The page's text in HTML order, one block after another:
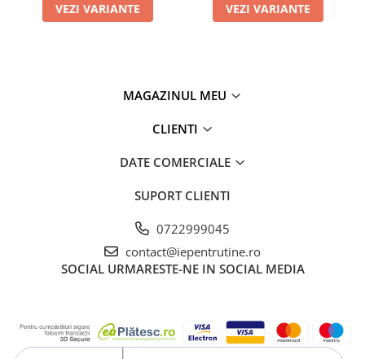
VEZI VARIANTE VEZI VARIANTE
MAGAZINUL MEU
CLIENTI
DATE COMERCIALE
SUPORT CLIENTI
0722999045
contact@iepentrutine.ro
SOCIAL URMARESTE-NE IN SOCIAL MEDIA